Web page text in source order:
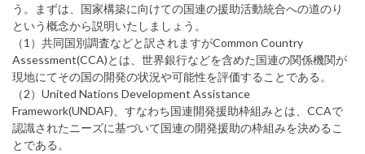
う。まずは、国家構築に向けての国連の援助活動統合への道のり
という概念から説明いたしましょう。
（1）共同国別調査などと訳されますがCommon Country
Assessment(CCA)とは、世界銀行などを含めた国連の関係機関が
現地にてその国の開発の状況や可能性を評価することである。
（2）United Nations Development Assistance
Framework(UNDAF)、すなわち国連開発援助枠組みとは、CCAで
認識されたニーズに基づいて国連の開発援助の枠組みを決めるこ
とである。